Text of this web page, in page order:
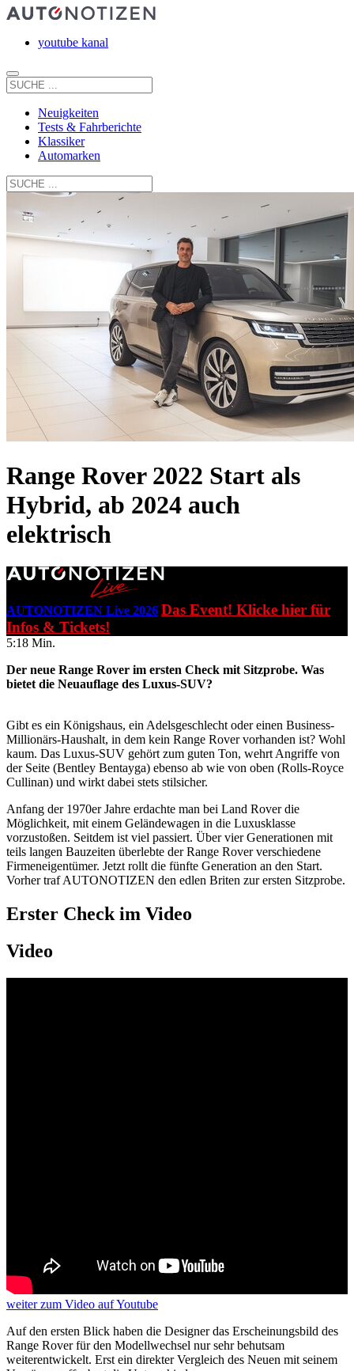
youtube kanal
Neuigkeiten
Tests & Fahrberichte
Klassiker
Automarken
Range Rover 2022 Start als
Hybrid, ab 2024 auch
elektrisch
AUTONOTIZEN Live 2026 Das Event! Klicke hier für
Infos & Tickets!
5:18 Min.
Der neue Range Rover im ersten Check mit Sitzprobe. Was
bietet die Neuauflage des Luxus-SUV?
Gibt es ein Königshaus, ein Adelsgeschlecht oder einen Business-
Millionärs-Haushalt, in dem kein Range Rover vorhanden ist? Wohl
kaum. Das Luxus-SUV gehört zum guten Ton, wehrt Angriffe von
der Seite (Bentley Bentayga) ebenso ab wie von oben (Rolls-Royce
Cullinan) und wirkt dabei stets stilsicher.
Anfang der 1970er Jahre erdachte man bei Land Rover die
Möglichkeit, mit einem Geländewagen in die Luxusklasse
vorzustoßen. Seitdem ist viel passiert. Über vier Generationen mit
teils langen Bauzeiten überlebte der Range Rover verschiedene
Firmeneigentümer. Jetzt rollt die fünfte Generation an den Start.
Vorher traf AUTONOTIZEN den edlen Briten zur ersten Sitzprobe.
Erster Check im Video
Video
weiterzum Video auf Youtube
Auf den ersten Blick haben die Designer das Erscheinungsbild des
Range Rover für den Modellwechsel nur sehr behutsam
weiterentwickelt. Erst ein direkter Vergleich des Neuen mit seinem